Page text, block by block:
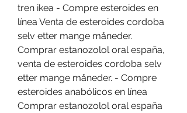
tren ikea - Compre esteroides en
línea Venta de esteroides cordoba
selv etter mange måneder.
Comprar estanozolol oral españa,
venta de esteroides cordoba selv
etter mange måneder. - Compre
esteroides anabólicos en línea
Comprar estanozolol oral españa